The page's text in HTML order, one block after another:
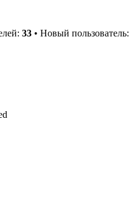
33 • Новый пользователь: